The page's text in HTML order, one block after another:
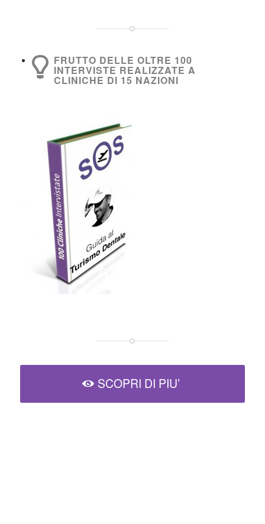
FRUTTO DELLE OLTRE 100
INTERVISTE REALIZZATE A
CLINICHE DI 15 NAZIONI
SCOPRI DI PIU’